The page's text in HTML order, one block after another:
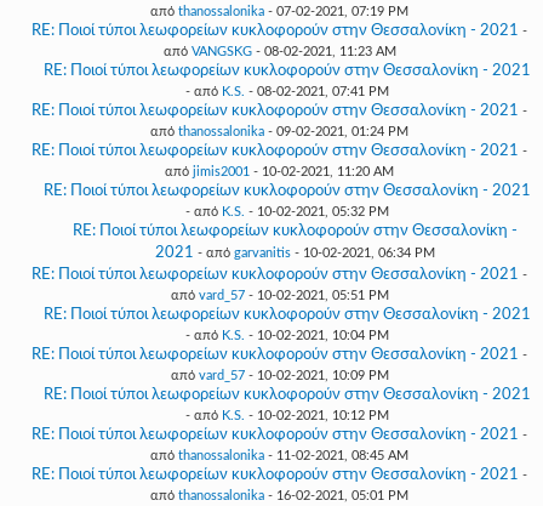
από thanossalonika - 07-02-2021, 07:19 PM
RE: Ποιοί τύποι λεωφορείων κυκλοφορούν στην Θεσσαλονίκη - 2021 -
από VANGSKG- 08-02-2021, 11:23 AM
RE: Ποιοί τύποι λεωφορείων κυκλοφορούν στην Θεσσαλονίκη - 2021
- από K.S. - 08-02-2021, 07:41 PM
RE: Ποιοί τύποι λεωφορείων κυκλοφορούν στην Θεσσαλονίκη - 2021 -
από thanossalonika - 09-02-2021, 01:24 PM
RE: Ποιοί τύποι λεωφορείων κυκλοφορούν στην Θεσσαλονίκη - 2021 -
από jimis2001 - 10-02-2021, 11:20 AM
RE: Ποιοί τύποι λεωφορείων κυκλοφορούν στην Θεσσαλονίκη - 2021
- από K.S. - 10-02-2021, 05:32 PM
RE: Ποιοί τύποι λεωφορείων κυκλοφορούν στην Θεσσαλονίκη -
2021 - από garvanitis - 10-02-2021, 06:34 PM
RE: Ποιοί τύποι λεωφορείων κυκλοφορούν στην Θεσσαλονίκη - 2021 -
από vard_57- 10-02-2021, 05:51 PM
RE: Ποιοί τύποι λεωφορείων κυκλοφορούν στην Θεσσαλονίκη - 2021
- από K.S. - 10-02-2021, 10:04 PM
RE: Ποιοί τύποι λεωφορείων κυκλοφορούν στην Θεσσαλονίκη - 2021 -
από vard_57- 10-02-2021, 10:09 PM
RE: Ποιοί τύποι λεωφορείων κυκλοφορούν στην Θεσσαλονίκη - 2021
- από K.S. - 10-02-2021, 10:12 PM
RE: Ποιοί τύποι λεωφορείων κυκλοφορούν στην Θεσσαλονίκη - 2021 -
από thanossalonika - 11-02-2021, 08:45 AM
RE: Ποιοί τύποι λεωφορείων κυκλοφορούν στην Θεσσαλονίκη - 2021 -
από thanossalonika - 16-02-2021, 05:01 PM